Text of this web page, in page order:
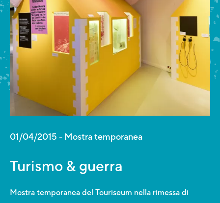
Turismo & guerra
Mostra temporanea del Touriseum nella rimessa di
01/04/2015 Mostra temporanea